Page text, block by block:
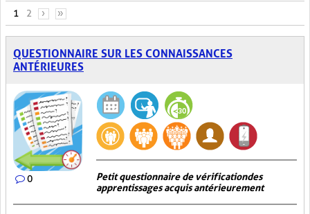
PAGES
1 2 › »
QUESTIONNAIRE SUR LES CONNAISSANCES
ANTÉRIEURES
0
Petit questionnaire de vérification des
apprentissages acquis antérieurement